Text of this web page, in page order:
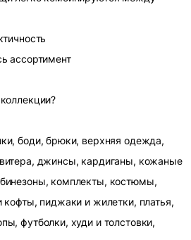
ассортимент
боди, брюки, верхняя одежда,
джинсы, кардиганы, кожаные
комплекты, костюмы,
кофты, пиджаки и жилетки, платья,
футболки, худи и толстовки,